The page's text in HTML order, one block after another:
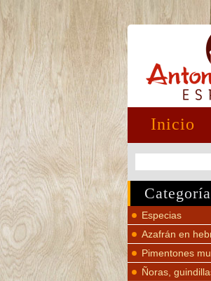
Inicio
Especias
Azafrán en
Pimentones
Ñoras,